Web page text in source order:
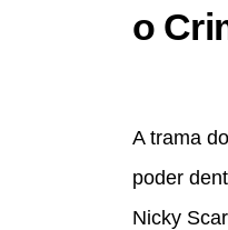
o
A trama
poder
Nicky